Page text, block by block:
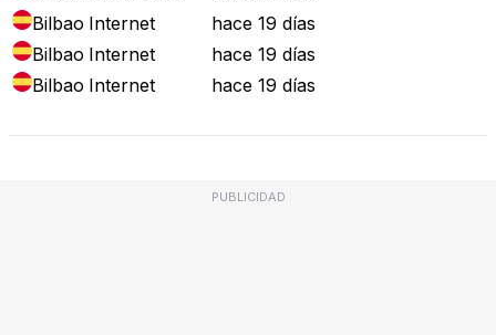
Bilbao Internet
hace 19 días
Bilbao Internet
hace 19 días
Bilbao Internet hace 19 días
PUBLICIDAD